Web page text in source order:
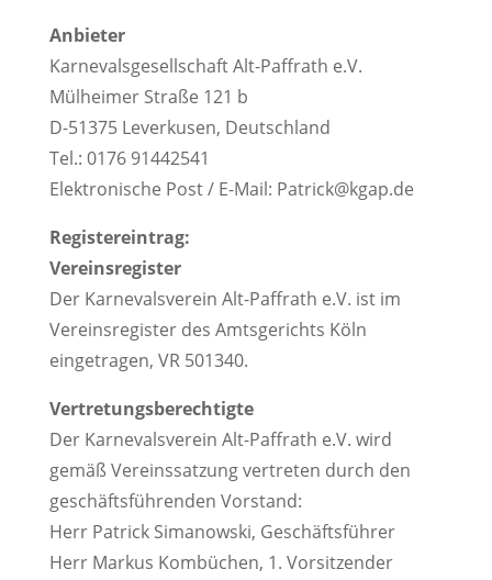
Anbieter
Karnevalsgesellschaft Alt-Paffrath e.V.
Mülheimer Straße 121 b
D-51375 Leverkusen, Deutschland
Tel.: 0176 91442541
Elektronische Post / E-Mail: Patrick@kgap.de
Registereintrag:
Vereinsregister
Der Karnevalsverein Alt-Paffrath e.V. ist im
Vereinsregister des Amtsgerichts Köln
eingetragen, VR 501340.
Vertretungsberechtigte
Der Karnevalsverein Alt-Paffrath e.V. wird
gemäß Vereinssatzung vertreten durch den
geschäftsführenden Vorstand:
Herr Patrick Simanowski, Geschäftsführer
Herr Markus Kombüchen, 1. Vorsitzender